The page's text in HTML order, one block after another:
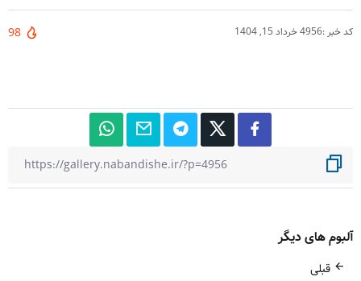
کد خبر :4956 خرداد 15, 1404 98
آلبوم های دیگر
قبلی